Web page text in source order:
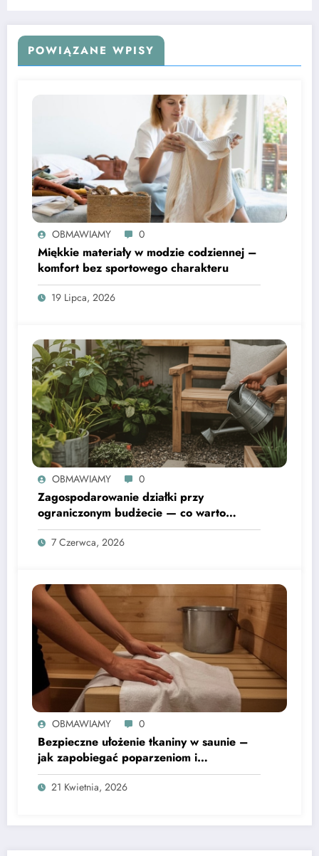
POWIĄZANE WPISY
OBMAWIAMY 0
Miękkie materiały w modzie codziennej –
komfort bez sportowego charakteru
19 Lipca, 2026
OBMAWIAMY 0
Zagospodarowanie działki przy
ograniczonym budżecie — co warto
wiedzieć
7 Czerwca, 2026
OBMAWIAMY 0
Bezpieczne ułożenie tkaniny w saunie –
jak zapobiegać poparzeniom i
rozprzestrzenianiu się zarazków
21 Kwietnia, 2026